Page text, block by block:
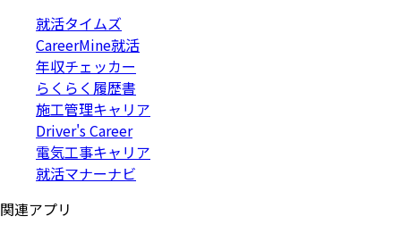
就活タイムズ
CareerMine就活
年収チェッカー
らくらく履歴書
施工管理キャリア
Driver's Career
電気工事キャリア
就活マナーナビ
関連アプリ